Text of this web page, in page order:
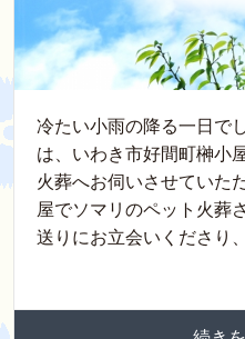
冷たい小雨の降る一日で
は、いわき市好間町榊小
火葬へお伺いさせていた
屋でソマリのペット火葬
送りにお立会いくださり